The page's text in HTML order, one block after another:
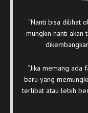
“Nanti bisa dilihat
mungkin nanti akan
“Jika memang ada
baru yang
terlibat atau lebih